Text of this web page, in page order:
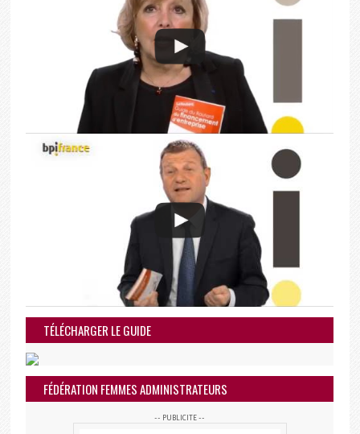
TÉLÉCHARGER LE GUIDE
FÉDÉRATION FEMMES ADMINISTRATEURS
-- PUBLICITE --